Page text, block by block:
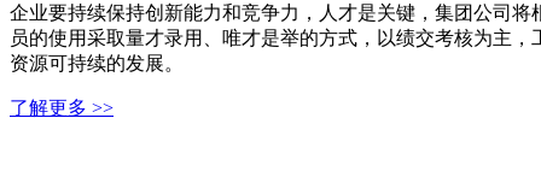
企业要持续保持创新能力和竞争力，人才是关键，集团公司
员的使用采取量才录用、唯才是举的方式，以绩交考核为主
资源可持续的发展。
了解更多 >>